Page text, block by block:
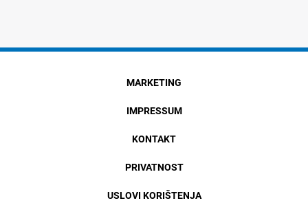
MARKETING
IMPRESSUM
KONTAKT
PRIVATNOST
USLOVI KORIŠTENJA